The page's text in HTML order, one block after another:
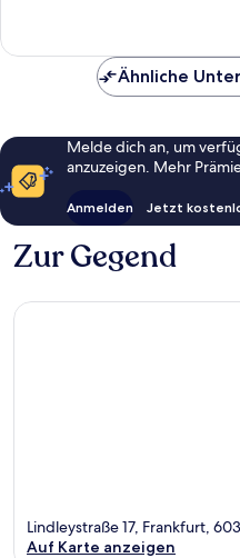
Ähnliche
Melde dich an, um
anzuzeigen. Mehr
Anmelden Jetzt
Zur Gegend
Lindleystraße 17, Frankfurt,
Auf Karte anzeigen